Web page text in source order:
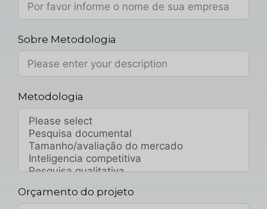
Sobre Metodologia
Metodologia
Orçamento do projeto